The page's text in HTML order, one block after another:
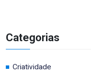
Categorias
Criatividade